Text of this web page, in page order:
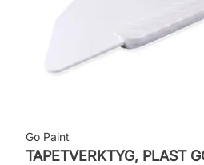
Go Paint
TAPETVERKTYG, PLAST